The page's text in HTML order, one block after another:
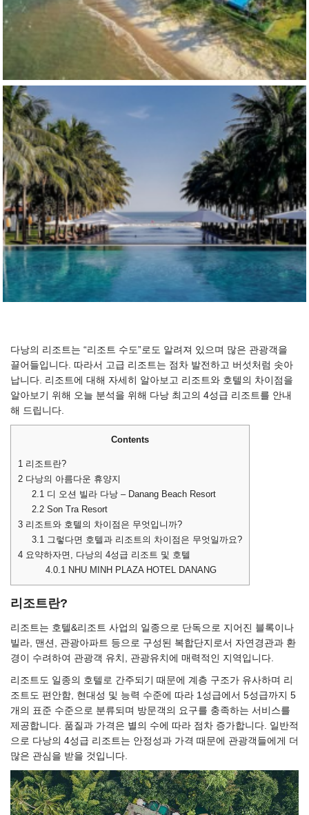
다낭의 리조트는 “리조트 수도”로도 알려져 있으며 많은 관광객을
끌어들입니다. 따라서 고급 리조트는 점차 발전하고 버섯처럼 솟아
납니다. 리조트에 대해 자세히 알아보고 리조트와 호텔의 차이점을
알아보기 위해 오늘 분석을 위해 다낭 최고의 4성급 리조트를 안내
해 드립니다.
Contents
1 리조트란?
2 다낭의 아름다운 휴양지
2.1디 오션 빌라 다낭 – Danang Beach Resort
2.2Son Tra Resort
3 리조트와 호텔의 차이점은 무엇입니까?
3.1그렇다면 호텔과 리조트의 차이점은 무엇일까요?
4 요약하자면, 다낭의 4성급 리조트 및 호텔
4.0.1NHU MINH PLAZA HOTEL DANANG
리조트란?
리조트는 호텔&리조트 사업의 일종으로 단독으로 지어진 블록이나
빌라, 맨션, 관광아파트 등으로 구성된 복합단지로서 자연경관과 환
경이 수려하여 관광객 유치, 관광유치에 매력적인 지역입니다.
리조트도 일종의 호텔로 간주되기 때문에 계층 구조가 유사하며 리
조트도 편안함, 현대성 및 능력 수준에 따라 1성급에서 5성급까지 5
개의 표준 수준으로 분류되며 방문객의 요구를 충족하는 서비스를
제공합니다. 품질과 가격은 별의 수에 따라 점차 증가합니다. 일반적
으로 다낭의 4성급 리조트는 안정성과 가격 때문에 관광객들에게 더
많은 관심을 받을 것입니다.